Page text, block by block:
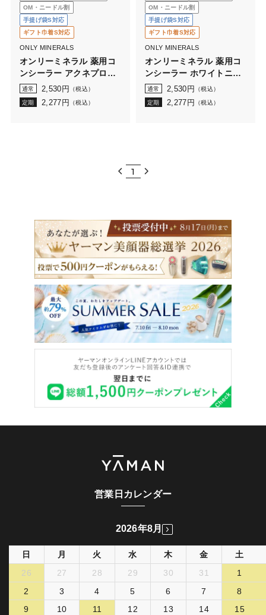
OM・ニードル割
手提げ袋S対応
ギフト巾着S対応
ONLY MINERALS
オンリーミネラル 薬用コ
ンシーラー アクネプロテ
クター 0.7g
通常 2,530 円 （税込）
定期 2,277 円 （税込）
OM・ニードル割
手提げ袋S対応
ギフト巾着S対応
ONLY MINERALS
オンリーミネラル 薬用コ
ンシーラー ホワイトニン
グケア 0.7g
通常 2,530 円 （税込）
定期 2,277 円 （税込）
1
営業日カレンダー
2026年8月
日 月 火 水 木 金
土
26
27 28 29 30 31
1
2
3 4 5 6 7
8
9
10 11 12 13 14
15